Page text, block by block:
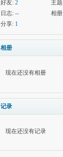
好友: 2 主
日志: -- 相
分享: 1
相册
现在还没有相册
记录
现在还没有记录